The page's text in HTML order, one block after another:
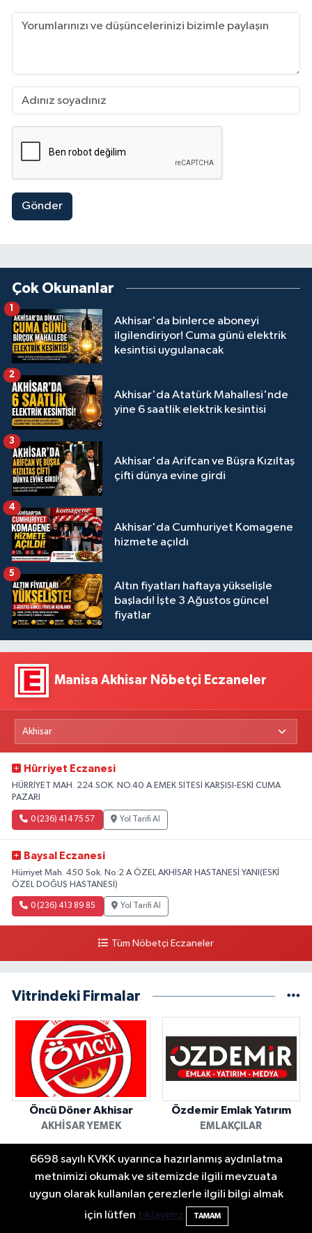
Gönder
Çok Okunanlar
Akhisar'da binlerce aboneyi
ilgilendiriyor! Cuma günü elektrik
kesintisi uygulanacak
1
Akhisar'da Atatürk Mahallesi'nde
yine 6 saatlik elektrik kesintisi
2
Akhisar'da Arifcan ve Büşra Kızıltaş
çifti dünya evine girdi
3
Akhisar'da Cumhuriyet Komagene
hizmete açıldı
4
Altın fiyatları haftaya yükselişle
başladı! İşte 3 Ağustos güncel
fiyatlar
5
Manisa Akhisar Nöbetçi Eczaneler
Hürriyet Eczanesi
HÜRRİYET MAH. 224.SOK. NO.40 A EMEK SİTESİ KARŞISI-ESKİ CUMA
PAZARI
0 (236) 414 75 57 Yol Tarifi Al
Baysal Eczanesi
Hürriyet Mah. 450 Sok. No:2 A ÖZEL AKHİSAR HASTANESİ YANI(ESKİ
ÖZEL DOĞUŞ HASTANESİ)
0 (236) 413 89 85 Yol Tarifi Al
Tüm Nöbetçi Eczaneler
Vitrindeki Firmalar
Öncü Döner Akhisar
AKHISAR YEMEK
Özdemir Emlak Yatırım
EMLAKÇILAR
6698 sayılı KVKK uyarınca hazırlanmış aydınlatma
metnimizi okumak ve sitemizde ilgili mevzuata
uygun olarak kullanılan çerezlerle ilgili bilgi almak
için lütfen tıklayınız TAMAM